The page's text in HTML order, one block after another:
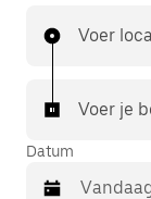
Voer
Voer je
Datum